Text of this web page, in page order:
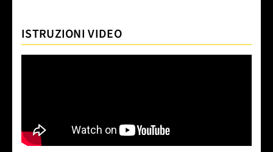
ISTRUZIONI VIDEO